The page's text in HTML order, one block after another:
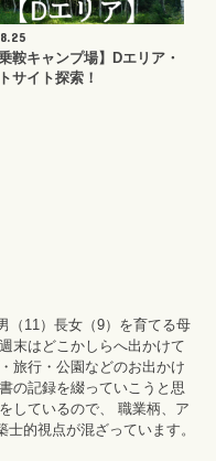
乗鞍キャンプ場】Dエリア・
サイト探索！
（11）長女（9）を育てる母
末はどこかしらへ出かけて
旅行・公園などのお出かけ
の記録を綴っていこうと思
しているので、 職業柄、ア
的視点が混ざっています。